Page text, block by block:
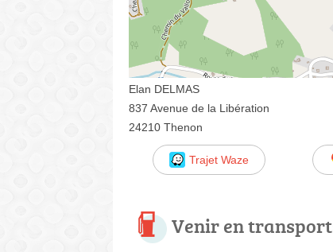
Elan DELMAS
837 Avenue de la Libération
24210 Thenon
Trajet Waze
Venir en